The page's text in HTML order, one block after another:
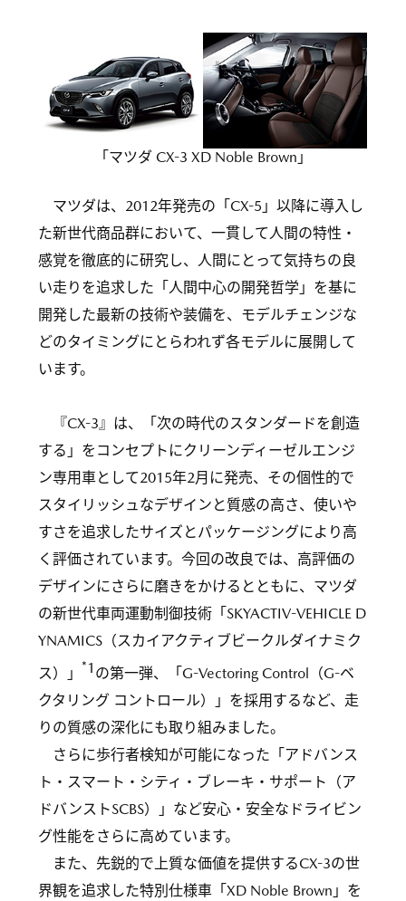
「マツダ CX-3 XD Noble Brown」
マツダは、2012年発売の「CX-5」以降に導入し
た新世代商品群において、一貫して人間の特性・
感覚を徹底的に研究し、人間にとって気持ちの良
い走りを追求した「人間中心の開発哲学」を基に
開発した最新の技術や装備を、モデルチェンジな
どのタイミングにとらわれず各モデルに展開して
います。
『CX-3』は、「次の時代のスタンダードを創造
する」をコンセプトにクリーンディーゼルエンジ
ン専用車として2015年2月に発売、その個性的で
スタイリッシュなデザインと質感の高さ、使いや
すさを追求したサイズとパッケージングにより高
く評価されています。今回の改良では、高評価の
デザインにさらに磨きをかけるとともに、マツダ
の新世代車両運動制御技術「SKYACTIV-VEHICLE D
YNAMICS（スカイアクティブビークルダイナミク
ス）」 *1 の第一弾、「G-Vectoring Control（G-ベ
クタリング コントロール）」を採用するなど、走
りの質感の深化にも取り組みました。
さらに歩行者検知が可能になった「アドバンス
ト・スマート・シティ・ブレーキ・サポート（ア
ドバンストSCBS）」など安心・安全なドライビン
グ性能をさらに高めています。
また、先鋭的で上質な価値を提供するCX-3の世
界観を追求した特別仕様車「XD Noble Brown」を